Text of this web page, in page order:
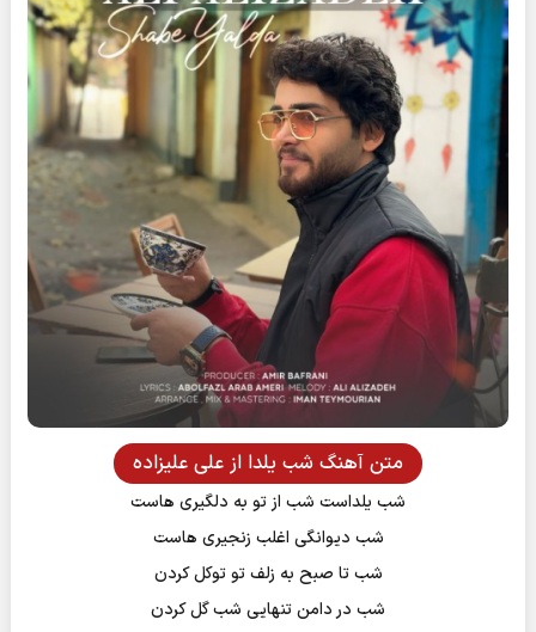
متن آهنگ شب یلدا از علی علیزاده
شب یلداست شب از تو به دلگیری هاست
شب دیوانگی اغلب زنجیری هاست
شب تا صبح به زلف تو توکل کردن
شب در دامن تنهایی شب گل کردن